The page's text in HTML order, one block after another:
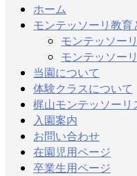
ホーム
モンテッソーリ教育
モンテッソー
モンテッソー
当園について
体験クラスについて
梶山モンテッソー
入園案内
お問い合わせ
在園児用ページ
卒業生用ページ